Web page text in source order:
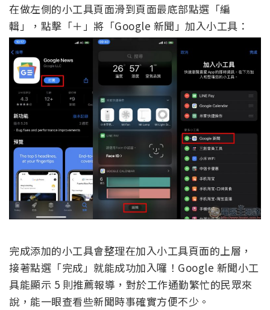
在做左側的小工具頁面滑到頁面最底部點選「編
輯」，點擊「＋」將「Google 新聞」加入小工具：
完成添加的小工具會整理在加入小工具頁面的上層，
接著點選「完成」就能成功加入囉！Google 新聞小工
具能顯示 5 則推薦報導，對於工作通勤繁忙的民眾來
說，能一眼查看些新聞時事確實方便不少。